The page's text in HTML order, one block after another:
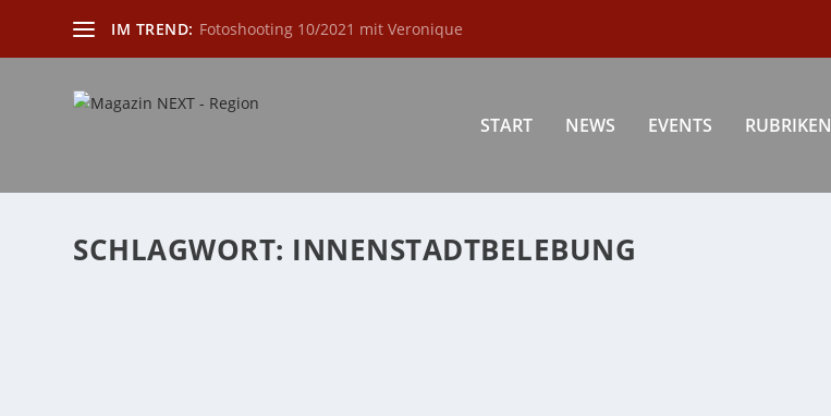
IM TREND: Fotoshooting 10/2021 mit Veronique
START NEWS EVENTS RUBRIKEN
SCHLAGWORT: INNENSTADTBELEBUNG